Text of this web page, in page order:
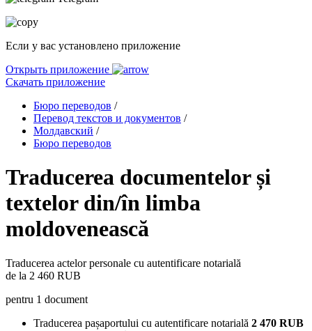
Если у вас установлено приложение
Открыть приложение
Скачать приложение
Бюро переводов /
Перевод текстов и документов /
Молдавский /
Бюро переводов
Traducerea documentelor și
textelor din/în limba
moldovenească
Traducerea actelor personale cu autentificare notarială
de la 2 460 RUB
pentru 1 document
Traducerea pașaportului cu autentificare notarială 2 470 RUB